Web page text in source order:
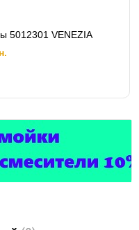
5012301 VENEZIA